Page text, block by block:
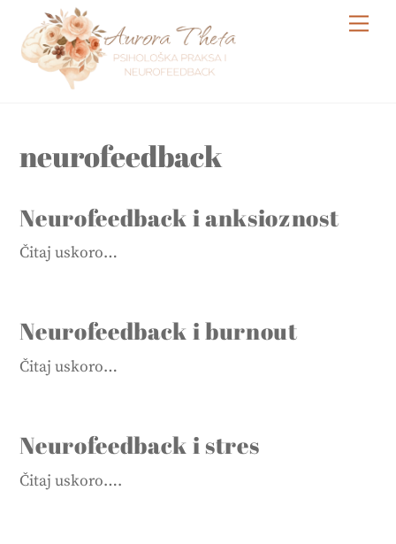
content
neurofeedback
Neurofeedback i anksioznost
Čitaj uskoro…
Neurofeedback i burnout
Čitaj uskoro…
Neurofeedback i stres
Čitaj uskoro….